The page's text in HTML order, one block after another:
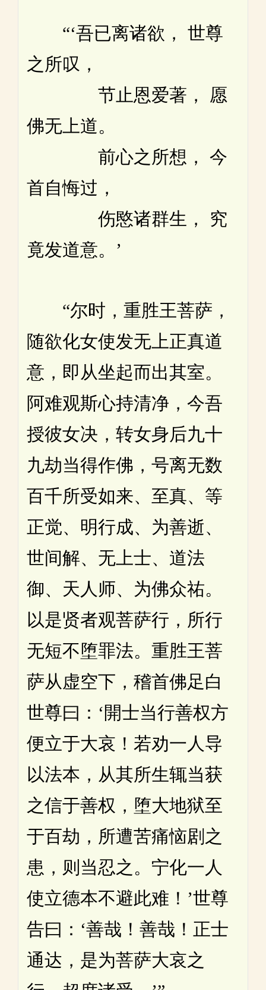
“‘吾已离诸欲， 世尊
之所叹，
节止恩爱著， 愿
佛无上道。
前心之所想， 今
首自悔过，
伤愍诸群生， 究
竟发道意。’
“尔时，重胜王菩萨，
随欲化女使发无上正真道
意，即从坐起而出其室。
阿难观斯心持清净，今吾
授彼女决，转女身后九十
九劫当得作佛，号离无数
百千所受如来、至真、等
正觉、明行成、为善逝、
世间解、无上士、道法
御、天人师、为佛众祐。
以是贤者观菩萨行，所行
无短不堕罪法。重胜王菩
萨从虚空下，稽首佛足白
世尊曰：‘開士当行善权方
便立于大哀！若劝一人导
以法本，从其所生辄当获
之信于善权，堕大地狱至
于百劫，所遭苦痛恼剧之
患，则当忍之。宁化一人
使立德本不避此难！’世尊
告曰：‘善哉！善哉！正士
通达，是为菩萨大哀之